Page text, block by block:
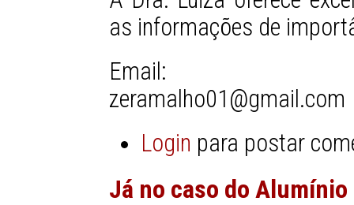
as informações de
Email:
zeramalho01@gmail.com
Login para postar
Já no caso do Alumínio